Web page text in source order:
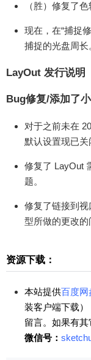
（胜）修复了
现在，在“捕捉
捕捉的光盘周长
LayOut 发行说明
Bug修复/添加了
对于之前未在
默认设置现已关
修复了 LayOut
题。
修复了链接到
型所做的更改的
资源下载：
本站提供百度网
装客户端下载
留言。如果有
微信号：
源会收取适量
元对于实物来
将149元用于
的专属教程、
导”等服务，还
etchUp高手！